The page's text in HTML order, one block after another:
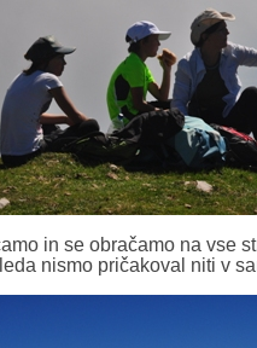
in se obračamo na vse
nismo pričakoval niti v